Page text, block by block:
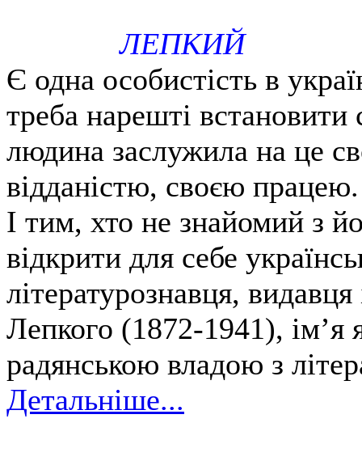
ЛЕПКИЙ
Є одна особистість в
треба нарешті
людина заслужила на це
відданістю, своєю працею.
І тим, хто не знайомий з
відкрити для себе
літературознавця,
Лепкого (1872-1941), ім’я
радянською владою з
Детальніше...